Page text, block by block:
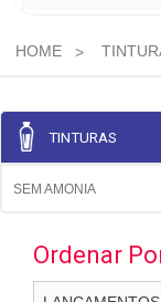
HOME
TINTURAS
SEM AMONIA
Ordenar